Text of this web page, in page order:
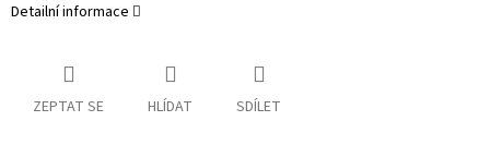
Detailní informace
ZEPTAT SE HLÍDAT SDÍLET